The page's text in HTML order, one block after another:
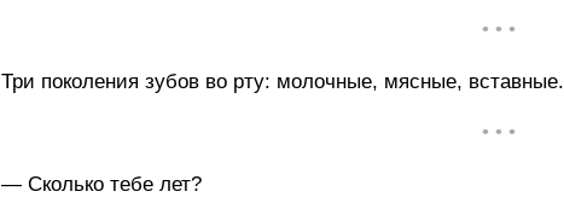
• • •
Три поколения зубов во рту: молочные, мясные, вставные.
• • •
— Сколько тебе лет?